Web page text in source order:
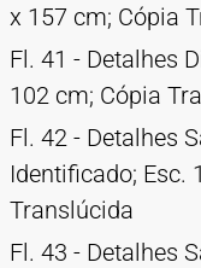
x 157 cm; Cópia
Fl. 41 - Detalhes
102 cm; Cópia
Fl. 42 - Detalhes
Identificado; Esc.
Translúcida
Fl. 43 - Detalhes